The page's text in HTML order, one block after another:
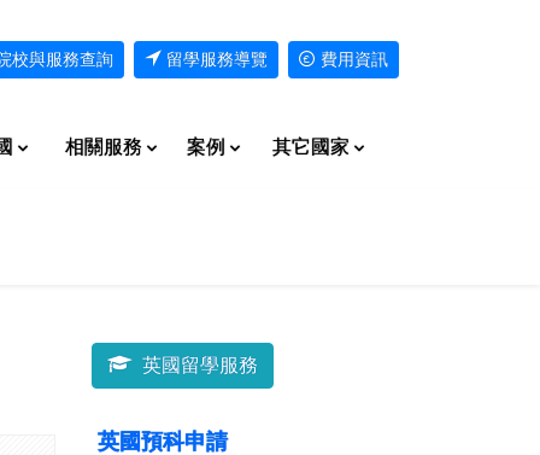
校與服務查詢 留學服務導覽 費用資訊
相關服務 案例 其它國家
英國留學服務
英國預科申請